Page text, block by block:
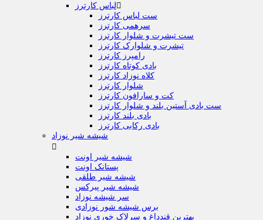
لباس کارترز
ست لباس کارترز
سرهمی کارترز
ست تیشرت و شلوار کارترز
تیشرت و شلوارک کارترز
رامپرز کارترز
بادی کوتاه کارترز
کلاه نوزاد کارترز
شلوار کارترز
کت و سارافون کارترز
ست بادی آستین بلند و شلوار کارترز
بادی بلند کارترز
بادی رکابی کارترز
شیشه شیر نوزاد

شیشه شیر اونت
پستانک اونت
شیشه شیر طلقی
شیشه شیر پیرکس
سر شیشه نوزاد
برس شیشه شور نوزادی
بهترین قندداغ و سرلاک خوری نوزاد